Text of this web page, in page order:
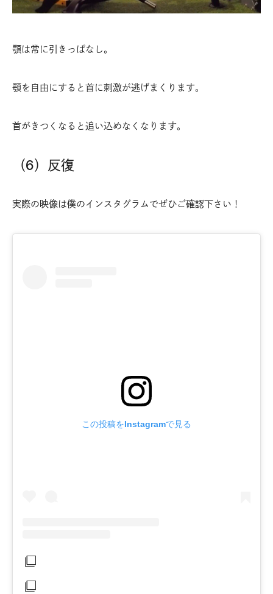
顎は常に引きっぱなし。
顎を自由にすると首に刺激が逃げまくります。
首がきつくなると追い込めなくなります。
（6）反復
実際の映像は僕のインスタグラムでぜひご確認下さい！
この投稿をInstagramで見る